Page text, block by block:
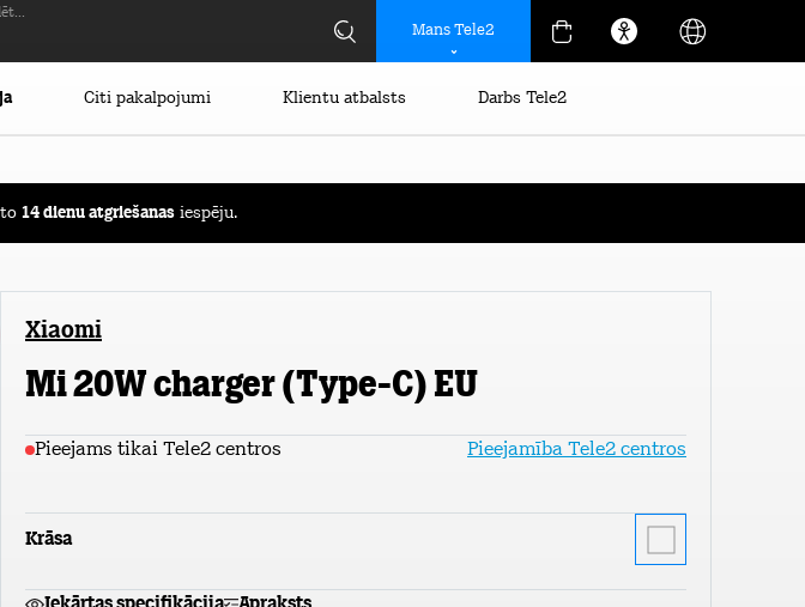
Mans Tele2
Citi pakalpojumi Klientu atbalsts Darbs Tele2
14 dienu atgriešanasiespēju.
Xiaomi
Mi 20W charger (Type-C) EU
Pieejams tikai Tele2 centros Pieejamība Tele2 centros
Krāsa